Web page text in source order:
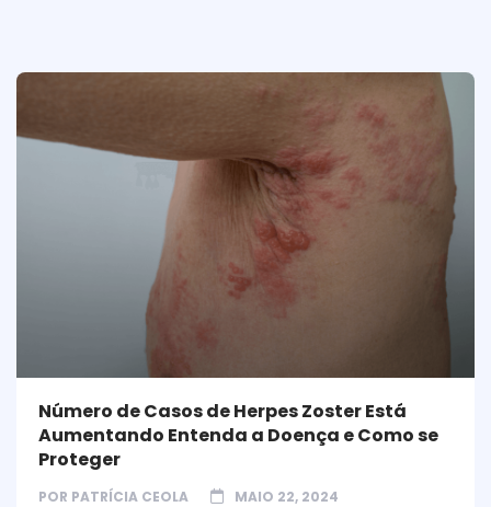
Número de Casos de Herpes Zoster Está
Aumentando Entenda a Doença e Como se
Proteger
POR PATRÍCIA CEOLA MAIO 22, 2024